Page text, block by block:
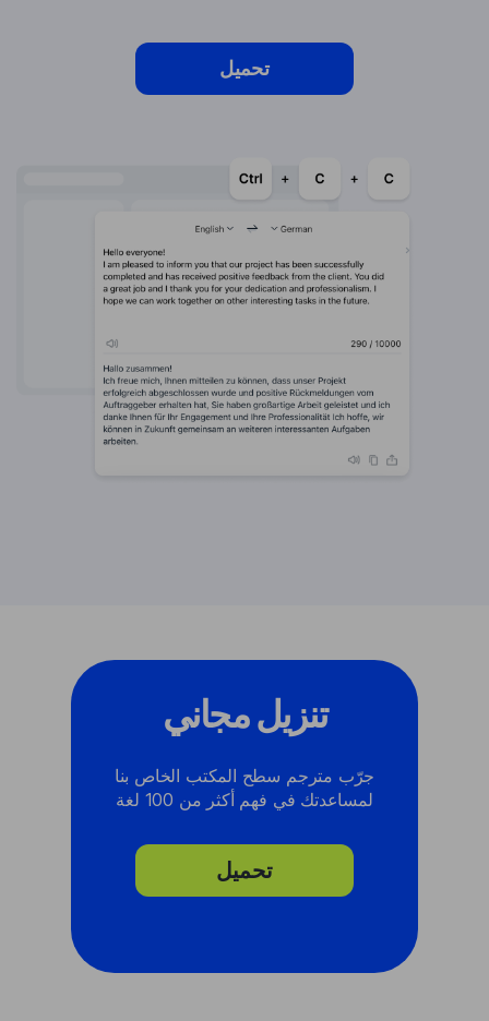
تحميل
تنزيل مجاني
جرّب مترجم سطح المكتب الخاص بنا
لمساعدتك في فهم أكثر من 100 لغة
تحميل